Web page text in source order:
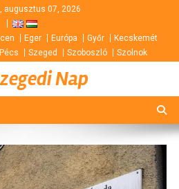
augusztus 07, 2026
Eger Európa Győr
Kecskemét
Pécs Szeged Szoboszló Szolnok
Nap